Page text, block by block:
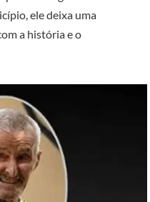
ele deixa uma
a história e o